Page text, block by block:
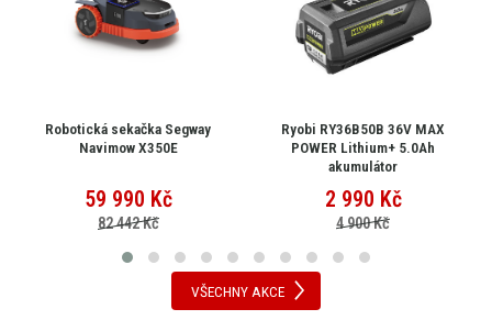
Robotická sekačka Segway
Navimow X350E
59 990 Kč
82 442 Kč
Ryobi RY36B50B 36V MAX
POWER Lithium+ 5.0Ah
akumulátor
2 990 Kč
4 900 Kč
VŠECHNY AKCE